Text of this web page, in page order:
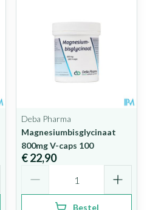
Deba Pharma
Magnesiumbisglycinaat
800mg V-caps 100
€ 22,90
Bestel